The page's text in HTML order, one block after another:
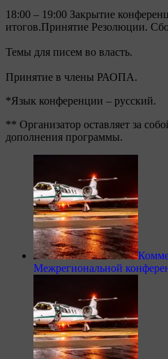
18:00 – 19:00 Закрытие
итогов.Принятие Резолюции.
Темы для писем во власть.
Принятие в члены РАОПА.
*Язык конференции – русский.
** Организатор оставляет за
дополнения программы.
Межрегиональной